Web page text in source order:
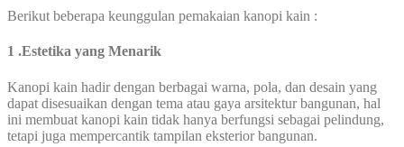
Berikut beberapa keunggulan pemakaian kanopi kain :
1 .Estetika yang Menarik
Kanopi kain hadir dengan berbagai warna, pola, dan desain yang
dapat disesuaikan dengan tema atau gaya arsitektur bangunan, hal
ini membuat kanopi kain tidak hanya berfungsi sebagai pelindung,
tetapi juga mempercantik tampilan eksterior bangunan.